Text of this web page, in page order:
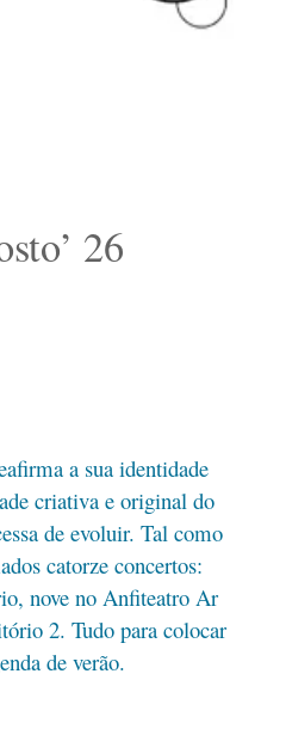
26
a sua identidade
criativa e original do
de evoluir. Tal como
catorze concertos:
nove no Anfiteatro Ar
2. Tudo para colocar
de verão.